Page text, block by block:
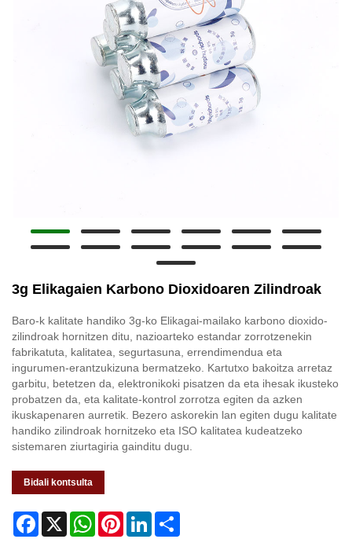
3g Elikagaien Karbono Dioxidoaren Zilindroak
Baro-k kalitate handiko 3g-ko Elikagai-mailako karbono dioxido-
zilindroak hornitzen ditu, nazioarteko estandar zorrotzenekin
fabrikatuta, kalitatea, segurtasuna, errendimendua eta
ingurumen-erantzukizuna bermatzeko. Kartutxo bakoitza arretaz
garbitu, betetzen da, elektronikoki pisatzen da eta ihesak ikusteko
probatzen da, eta kalitate-kontrol zorrotza egiten da azken
ikuskapenaren aurretik. Bezero askorekin lan egiten dugu kalitate
handiko zilindroak hornitzeko eta ISO kalitatea kudeatzeko
sistemaren ziurtagiria gainditu dugu.
Bidali kontsulta
Facebook
X WhatsAppPinterestLinkedIn